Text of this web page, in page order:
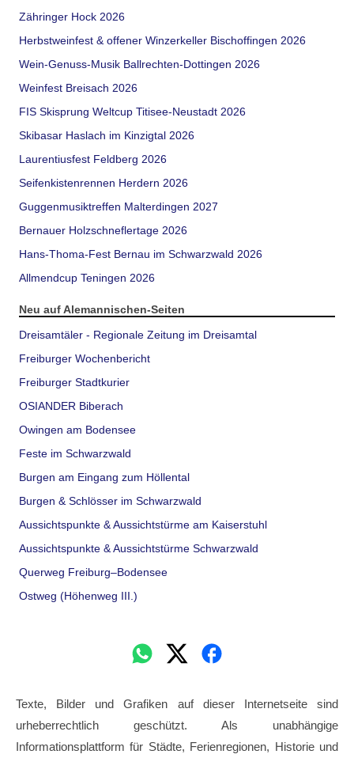
Zähringer Hock 2026
Herbstweinfest & offener Winzerkeller Bischoffingen 2026
Wein-Genuss-Musik Ballrechten-Dottingen 2026
Weinfest Breisach 2026
FIS Skisprung Weltcup Titisee-Neustadt 2026
Skibasar Haslach im Kinzigtal 2026
Laurentiusfest Feldberg 2026
Seifenkistenrennen Herdern 2026
Guggenmusiktreffen Malterdingen 2027
Bernauer Holzschneflertage 2026
Hans-Thoma-Fest Bernau im Schwarzwald 2026
Allmendcup Teningen 2026
Neu auf Alemannischen-Seiten
Dreisamtäler - Regionale Zeitung im Dreisamtal
Freiburger Wochenbericht
Freiburger Stadtkurier
OSIANDER Biberach
Owingen am Bodensee
Feste im Schwarzwald
Burgen am Eingang zum Höllental
Burgen & Schlösser im Schwarzwald
Aussichtspunkte & Aussichtstürme am Kaiserstuhl
Aussichtspunkte & Aussichtstürme Schwarzwald
Querweg Freiburg–Bodensee
Ostweg (Höhenweg III.)
Texte, Bilder und Grafiken auf dieser Internetseite sind
urheberrechtlich geschützt. Als unabhängige
Informationsplattform für Städte, Ferienregionen, Historie und